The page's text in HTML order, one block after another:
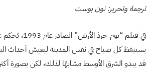
ترجمة وتحرير: نون بوست
في فيلم “يوم جرذ
يستيقظ كل صباح في نفس المدينة ليعيش أحداث اليوم
قد يبدو الشرق الأوسط مشابهًا لذلك، لكن بصورة